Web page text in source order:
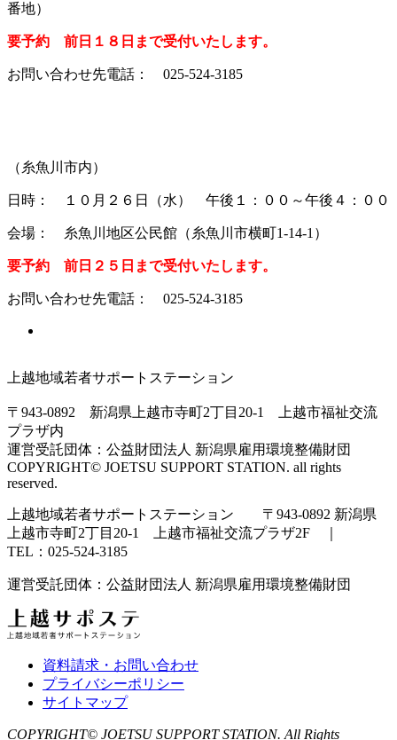
番地）
要予約 前日１８日まで受付いたします。
お問い合わせ先電話： 025-524-3185
（糸魚川市内）
日時： １０月２６日（水） 午後１：００～午後４：００
会場： 糸魚川地区公民館（糸魚川市横町1-14-1）
要予約 前日２５日まで受付いたします。
お問い合わせ先電話： 025-524-3185
上越地域若者サポートステーション
〒943-0892 新潟県上越市寺町2丁目20-1 上越市福祉交流
プラザ内
運営受託団体：公益財団法人 新潟県雇用環境整備財団
COPYRIGHT© JOETSU SUPPORT STATION. all rights
reserved.
上越地域若者サポートステーション 〒943-0892 新潟県
上越市寺町2丁目20-1 上越市福祉交流プラザ2F ｜
TEL：025-524-3185
運営受託団体：公益財団法人 新潟県雇用環境整備財団
資料請求・お問い合わせ
プライバシーポリシー
サイトマップ
COPYRIGHT© JOETSU SUPPORT STATION. All Rights